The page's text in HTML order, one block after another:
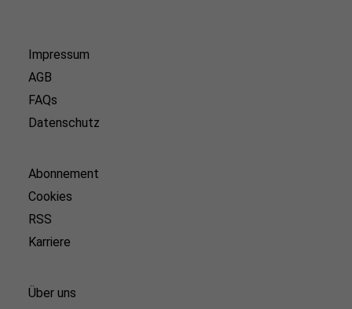
Impressum
AGB
FAQs
Datenschutz
Abonnement
Cookies
RSS
Karriere
Über uns